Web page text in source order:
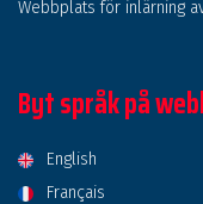
Webbplats för inlärning
Byt språk på
English
Français